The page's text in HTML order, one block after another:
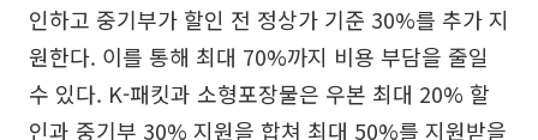
인하고 중기부가 할인 전 정상가 기준 30%를 추가 지
원한다. 이를 통해 최대 70%까지 비용 부담을 줄일
수 있다. K-패킷과 소형포장물은 우본 최대 20% 할
인과 중기부 30% 지원을 합쳐 최대 50%를 지원받을